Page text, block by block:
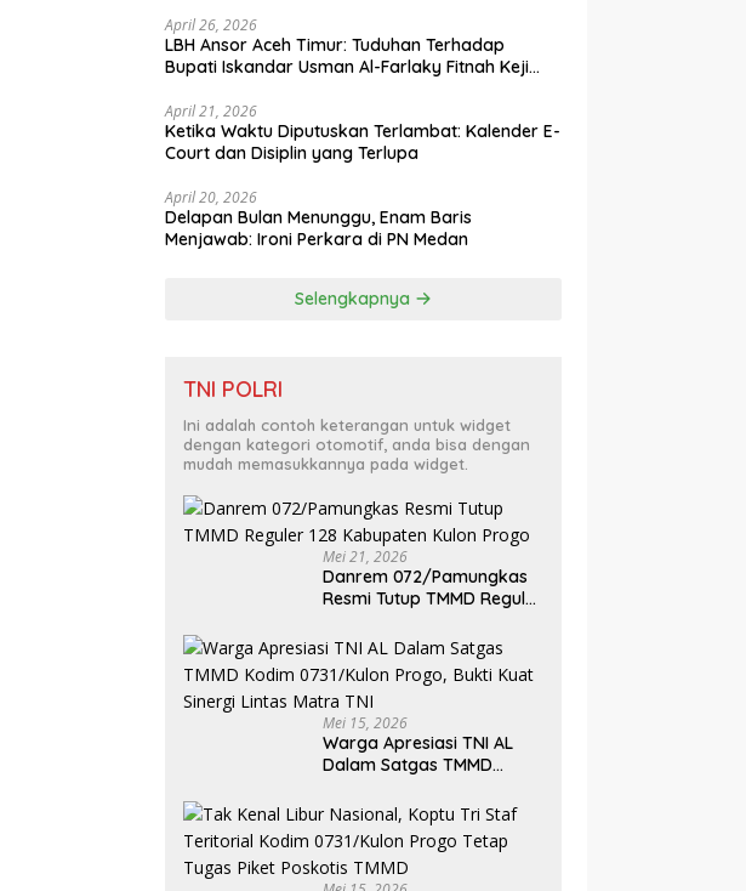
April 26, 2026
LBH Ansor Aceh Timur: Tuduhan Terhadap
Bupati Iskandar Usman Al-Farlaky Fitnah Keji
April 21, 2026
Ketika Waktu Diputuskan Terlambat: Kalender E-
Court dan Disiplin yang Terlupa
April 20, 2026
Delapan Bulan Menunggu, Enam Baris
Menjawab: Ironi Perkara di PN Medan
Selengkapnya
TNI POLRI
Ini adalah contoh keterangan untuk widget
dengan kategori otomotif, anda bisa dengan
mudah memasukkannya pada widget.
Mei 21, 2026
Danrem 072/Pamungkas
Resmi Tutup TMMD Reguler
Progo
Mei 15, 2026
Warga Apresiasi TNI AL
Dalam Satgas TMMD
Bukti Kuat Sinergi Lintas
Matra TNI